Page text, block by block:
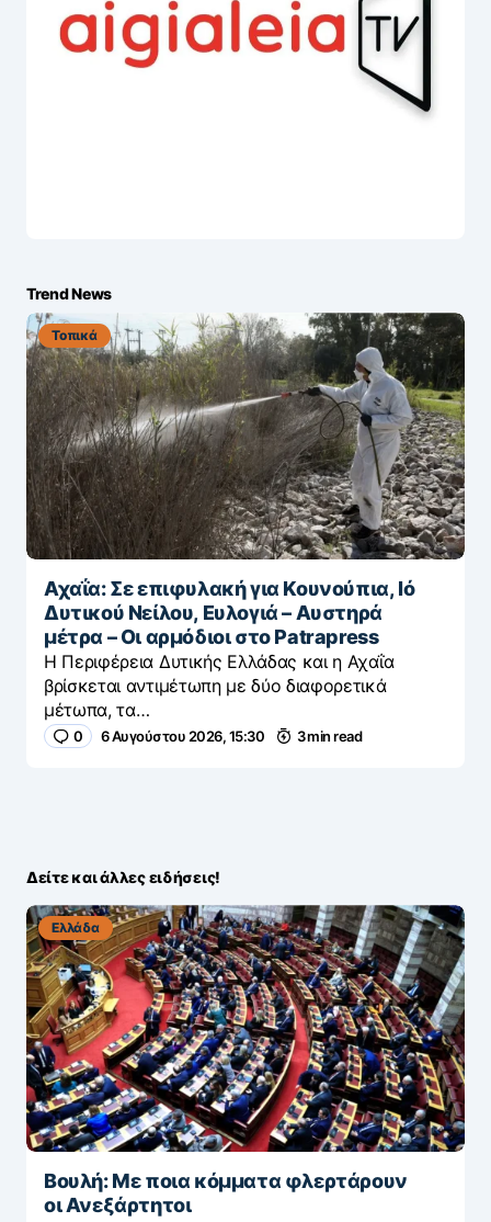
Trend News
Τοπικά
Αχαΐα: Σε επιφυλακή για Κουνούπια, Ιό
Δυτικού Νείλου, Ευλογιά – Αυστηρά
μέτρα – Οι αρμόδιοι στο Patrapress
Η Περιφέρεια Δυτικής Ελλάδας και η Αχαΐα
βρίσκεται αντιμέτωπη με δύο διαφορετικά
μέτωπα, τα…
0 6 Αυγούστου 2026, 15:30 3 min read
Δείτε και άλλες ειδήσεις!
Ελλάδα
Βουλή: Με ποια κόμματα φλερτάρουν
οι Ανεξάρτητοι